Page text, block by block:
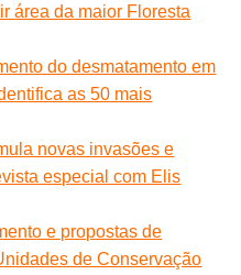
área da maior Floresta
do desmatamento em
as 50 mais
novas invasões e
especial com Elis
e propostas de
de Conservação